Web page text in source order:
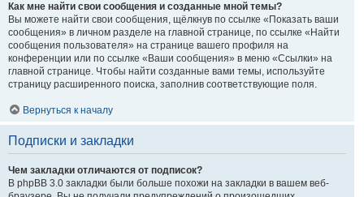
Как мне найти свои сообщения и созданные мной темы?
Вы можете найти свои сообщения, щёлкнув по ссылке «Показать ваши
сообщения» в личном разделе на главной странице, по ссылке «Найти
сообщения пользователя» на странице вашего профиля на
конференции или по ссылке «Ваши сообщения» в меню «Ссылки» на
главной странице. Чтобы найти созданные вами темы, используйте
страницу расширенного поиска, заполнив соответствующие поля.
Вернуться к началу
Подписки и закладки
Чем закладки отличаются от подписок?
В phpBB 3.0 закладки были больше похожи на закладки в вашем веб-